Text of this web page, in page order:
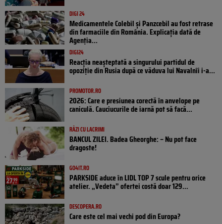
DIGI 24
Medicamentele Colebil și Panzcebil au fost retrase
din farmaciile din România. Explicația dată de
Agenția...
DIGI24
Reacția neașteptată a singurului partidul de
opoziţie din Rusia după ce văduva lui Navalnîi i-a...
PROMOTOR.RO
2026: Care e presiunea corectă în anvelope pe
caniculă. Cauciucurile de iarnă pot să facă...
RÂZI CU LACRIMI
BANCUL ZILEI. Badea Gheorghe: – Nu pot face
dragoste!
GO4IT.RO
PARKSIDE aduce în LIDL TOP 7 scule pentru orice
atelier. „Vedeta” ofertei costă doar 129...
DESCOPERA.RO
Care este cel mai vechi pod din Europa?